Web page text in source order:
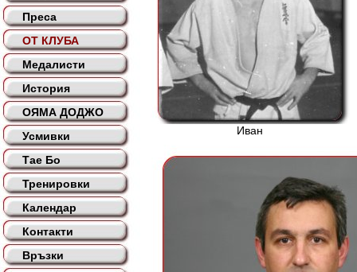
Преса
ОТ КЛУБА
Медалисти
История
ОЯМА ДОДЖО
Усмивки
Тае Бо
Тренировки
Календар
Контакти
Връзки
Иван